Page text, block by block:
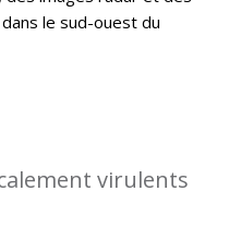
le sud-ouest du
virulents